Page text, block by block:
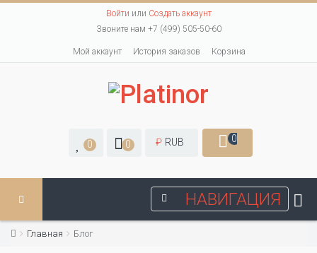
Войти или Создать аккаунт
Звоните нам +7 (499) 505-50-60
Мой аккаунт История заказов Корзина
0 0 ₽ RUB 0
НАВИГАЦИЯ
Главная Блог